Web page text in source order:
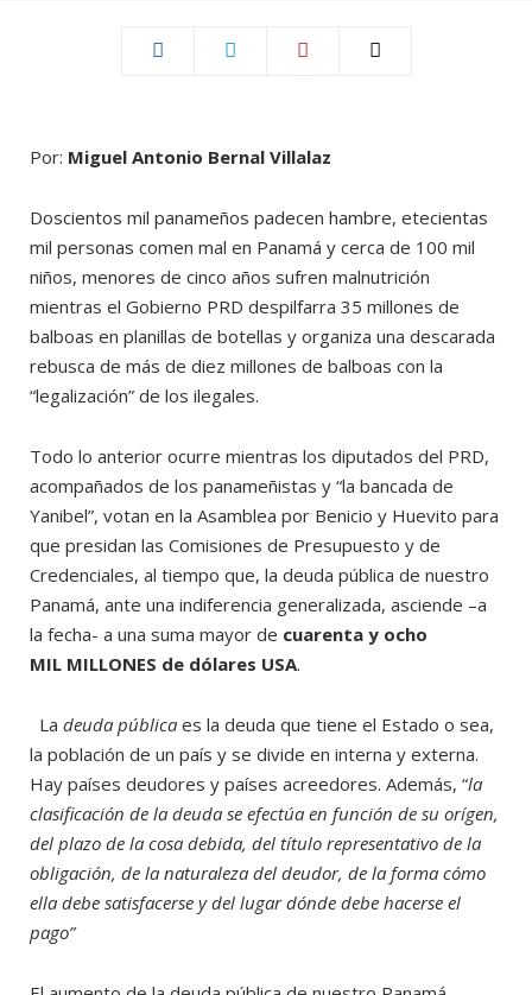
Por: Miguel Antonio Bernal Villalaz
Doscientos mil panameños padecen hambre, etecientas
mil personas comen mal en Panamá y cerca de 100 mil
niños, menores de cinco años sufren malnutrición
mientras el Gobierno PRD despilfarra 35 millones de
balboas en planillas de botellas y organiza una descarada
rebusca de más de diez millones de balboas con la
“legalización” de los ilegales.
Todo lo anterior ocurre mientras los diputados del PRD,
acompañados de los panameñistas y “la bancada de
Yanibel”, votan en la Asamblea por Benicio y Huevito para
que presidan las Comisiones de Presupuesto y de
Credenciales, al tiempo que, la deuda pública de nuestro
Panamá, ante una indiferencia generalizada, asciende –a
la fecha- a una suma mayor de cuarenta y ocho
MIL MILLONES de dólares USA.
La deuda pública es la deuda que tiene el Estado o sea,
la población de un país y se divide en interna y externa.
Hay países deudores y países acreedores. Además, “la
clasificación de la deuda se efectúa en función de su orígen,
del plazo de la cosa debida, del título representativo de la
obligación, de la naturaleza del deudor, de la forma cómo
ella debe satisfacerse y del lugar dónde debe hacerse el
pago”